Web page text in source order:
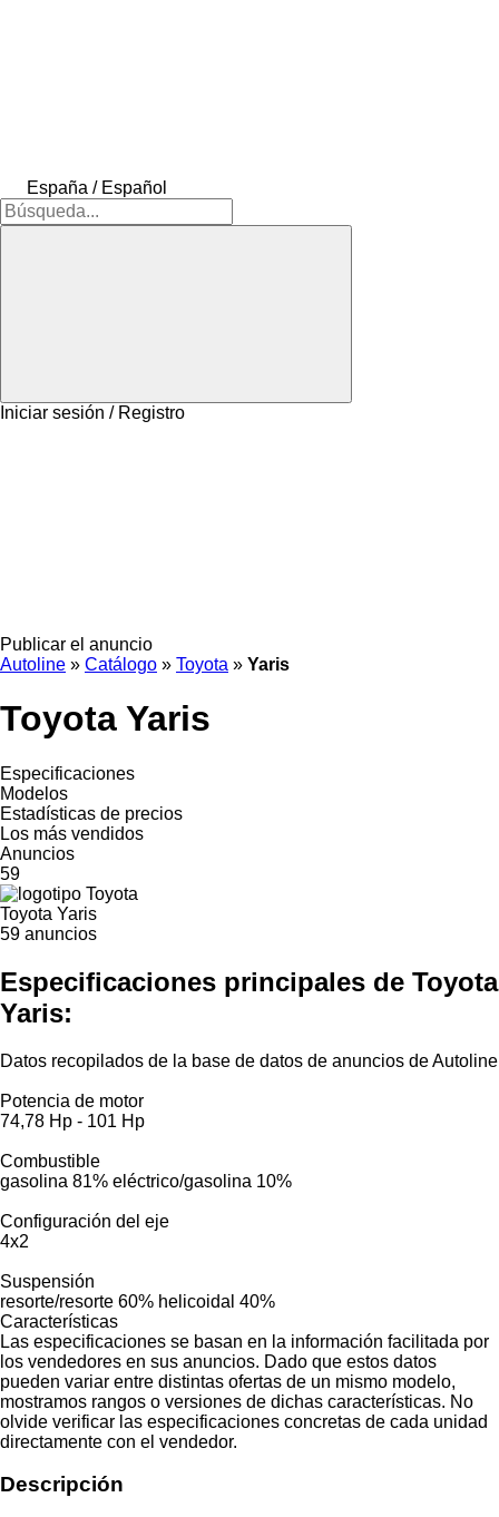
España / Español
Iniciar sesión / Registro
Publicar el anuncio
Autoline » Catálogo » Toyota » Yaris
Toyota Yaris
Especificaciones
Modelos
Estadísticas de precios
Los más vendidos
Anuncios
59
Toyota Yaris
59 anuncios
Especificaciones principales de Toyota
Yaris:
Datos recopilados de la base de datos de anuncios de Autoline
Potencia de motor
74,78 Hp - 101 Hp
Combustible
gasolina 81% eléctrico/gasolina 10%
Configuración del eje
4x2
Suspensión
resorte/resorte 60% helicoidal 40%
Características
Las especificaciones se basan en la información facilitada por
los vendedores en sus anuncios. Dado que estos datos
pueden variar entre distintas ofertas de un mismo modelo,
mostramos rangos o versiones de dichas características. No
olvide verificar las especificaciones concretas de cada unidad
directamente con el vendedor.
Descripción